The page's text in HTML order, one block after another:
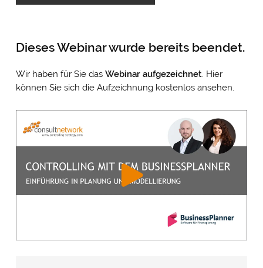
Dieses Webinar wurde bereits beendet.
Wir haben für Sie das Webinar aufgezeichnet. Hier
können Sie sich die Aufzeichnung kostenlos ansehen.